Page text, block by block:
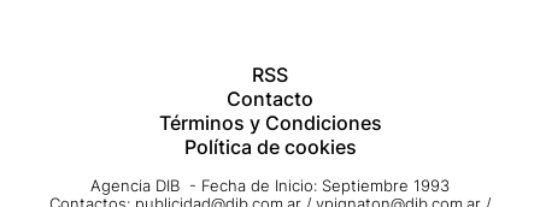
RSS
Contacto
Términos y Condiciones
Política de cookies
Agencia DIB - Fecha de Inicio: Septiembre 1993